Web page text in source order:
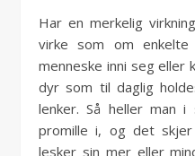
Har en merkelig
virke som om
menneske inni seg eller
dyr som til daglig
lenker. Så heller man
promille i, og det
lesker sin mer eller